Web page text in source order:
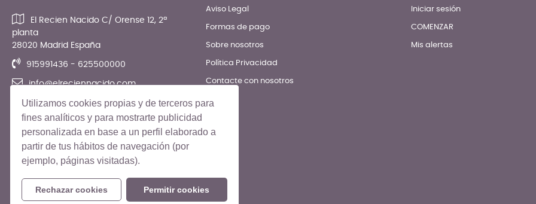
Utilizamos cookies propias y de terceros para
fines analíticos y para mostrarte publicidad
personalizada en base a un perfil elaborado a
partir de tus hábitos de navegación (por
ejemplo, páginas visitadas).
Rechazar cookies Permitir cookies
El Recien Nacido C/ Orense 12, 2ª
planta
28020 Madrid España
915991436 - 625500000
info@elreciennacido.com
Aviso Legal
Formas de pago
Sobre nosotros
Política Privacidad
Contacte con nosotros
Iniciar sesión
COMENZAR
Mis alertas